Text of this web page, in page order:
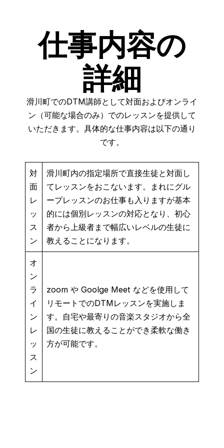
仕事内容の
詳細
滑川町でのDTM講師として対面およびオンライ
ン（可能な場合のみ）でのレッスンを提供して
いただきます。具体的な仕事内容は以下の通り
です。
対
面
レ
ッ
ス
ン
滑川町内の指定場所で直接生徒と対面し
てレッスンをおこないます。まれにグル
ープレッスンのお仕事も入りますが基本
的には個別レッスンの対応となり、初心
者から上級者まで幅広いレベルの生徒に
教えることになります。
オ
ン
ラ
イ
ン
レ
ッ
ス
ン
zoom や Goolge Meet などを使用して
リモートでのDTMレッスンを実施しま
す。自宅や最寄りの音楽スタジオから全
国の生徒に教えることができ柔軟な働き
方が可能です。